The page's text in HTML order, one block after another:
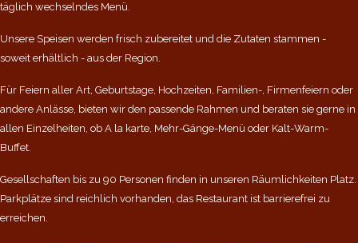
täglich wechselndes Menü.
Unsere Speisen werden frisch zubereitet und die Zutaten stammen -
soweit erhältlich - aus der Region.
Für Feiern aller Art, Geburtstage, Hochzeiten, Familien-, Firmenfeiern oder
andere Anlässe, bieten wir den passende Rahmen und beraten sie gerne in
allen Einzelheiten, ob A la karte, Mehr-Gänge-Menü oder Kalt-Warm-
Buffet.
Gesellschaften bis zu 90 Personen finden in unseren Räumlichkeiten Platz.
Parkplätze sind reichlich vorhanden, das Restaurant ist barrierefrei zu
erreichen.